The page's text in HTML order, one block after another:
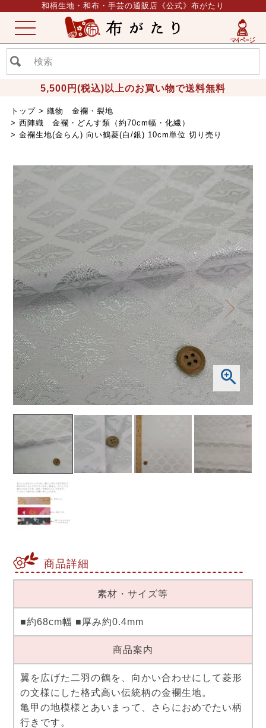
和柄生地・和布・手芸の通販店《公式》布がたり
5,500円(税込)以上のお買い物で送料無料
ME
NU
トップ
織物 金襴・裂地
西陣織 金襴・どんす類（約70cm幅・化繊）
金襴生地(金らん) 向い鶴菱(白/銀) 10cm単位 切り売り
商品詳細
素材・サイズ等
■約68cm幅 ■厚み約0.4mm
商品案内
翼を広げた二羽の鶴を、向かい合わせにして菱形
の文様にした格式高い伝統柄の金襴生地。
亀甲の地模様とあいまって、さらにおめでたい柄
行きです。